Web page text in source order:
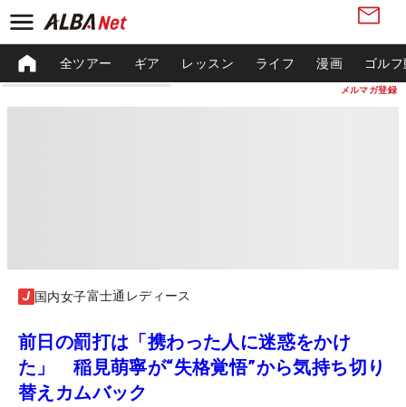
メルマガ登録
全ツアー ギア レッスン ライフ 漫画 ゴル
国内女子富士通レディース
前日の罰打は「携わった人に迷惑をかけ
た」 稲見萌寧が“失格覚悟”から気持ち切り
替えカムバック